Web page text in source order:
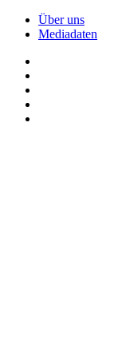
Über uns
Mediadaten